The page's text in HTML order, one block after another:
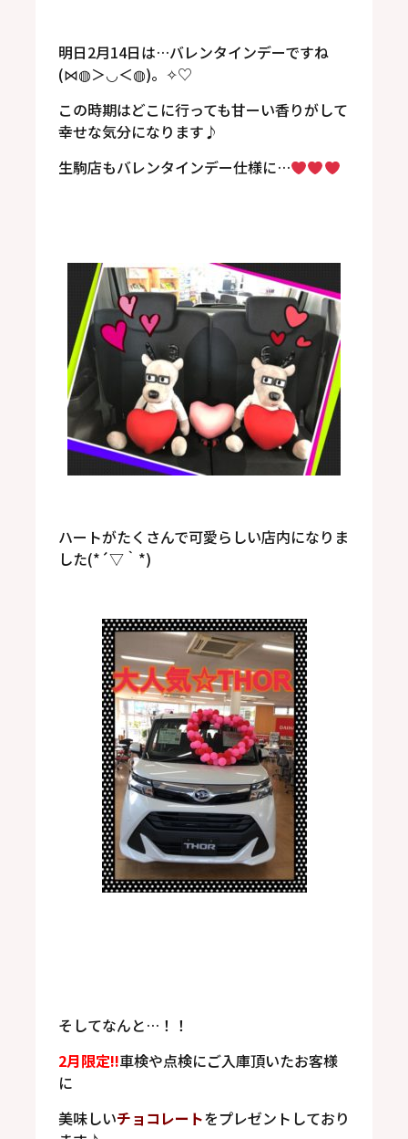
明日2月14日は…バレンタインデーですね
(⋈◍＞◡＜◍)。✧♡
この時期はどこに行っても甘ーい香りがして
幸せな気分になります♪
生駒店もバレンタインデー仕様に…
ハートがたくさんで可愛らしい店内になりま
した(*´▽｀*)
そしてなんと…！！
2月限定!!車検や点検にご入庫頂いたお客様
に
美味しいチョコレートをプレゼントしており